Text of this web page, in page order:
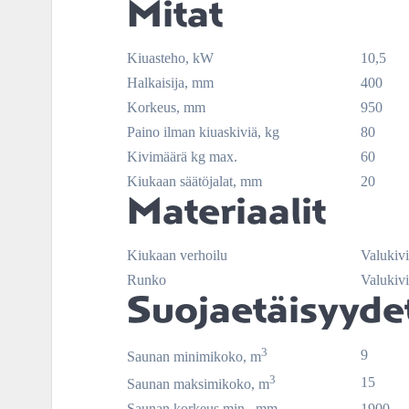
Mitat
Kiuasteho, kW
10,5
Halkaisija, mm
400
Korkeus, mm
950
Paino ilman kiuaskiviä, kg
80
Kivimäärä kg max.
60
Kiukaan säätöjalat, mm
20
Materiaalit
Kiukaan verhoilu
Valukivi
Runko
Valukivi
Saunan minimikoko, m3
9
Saunan maksimikoko, m3
15